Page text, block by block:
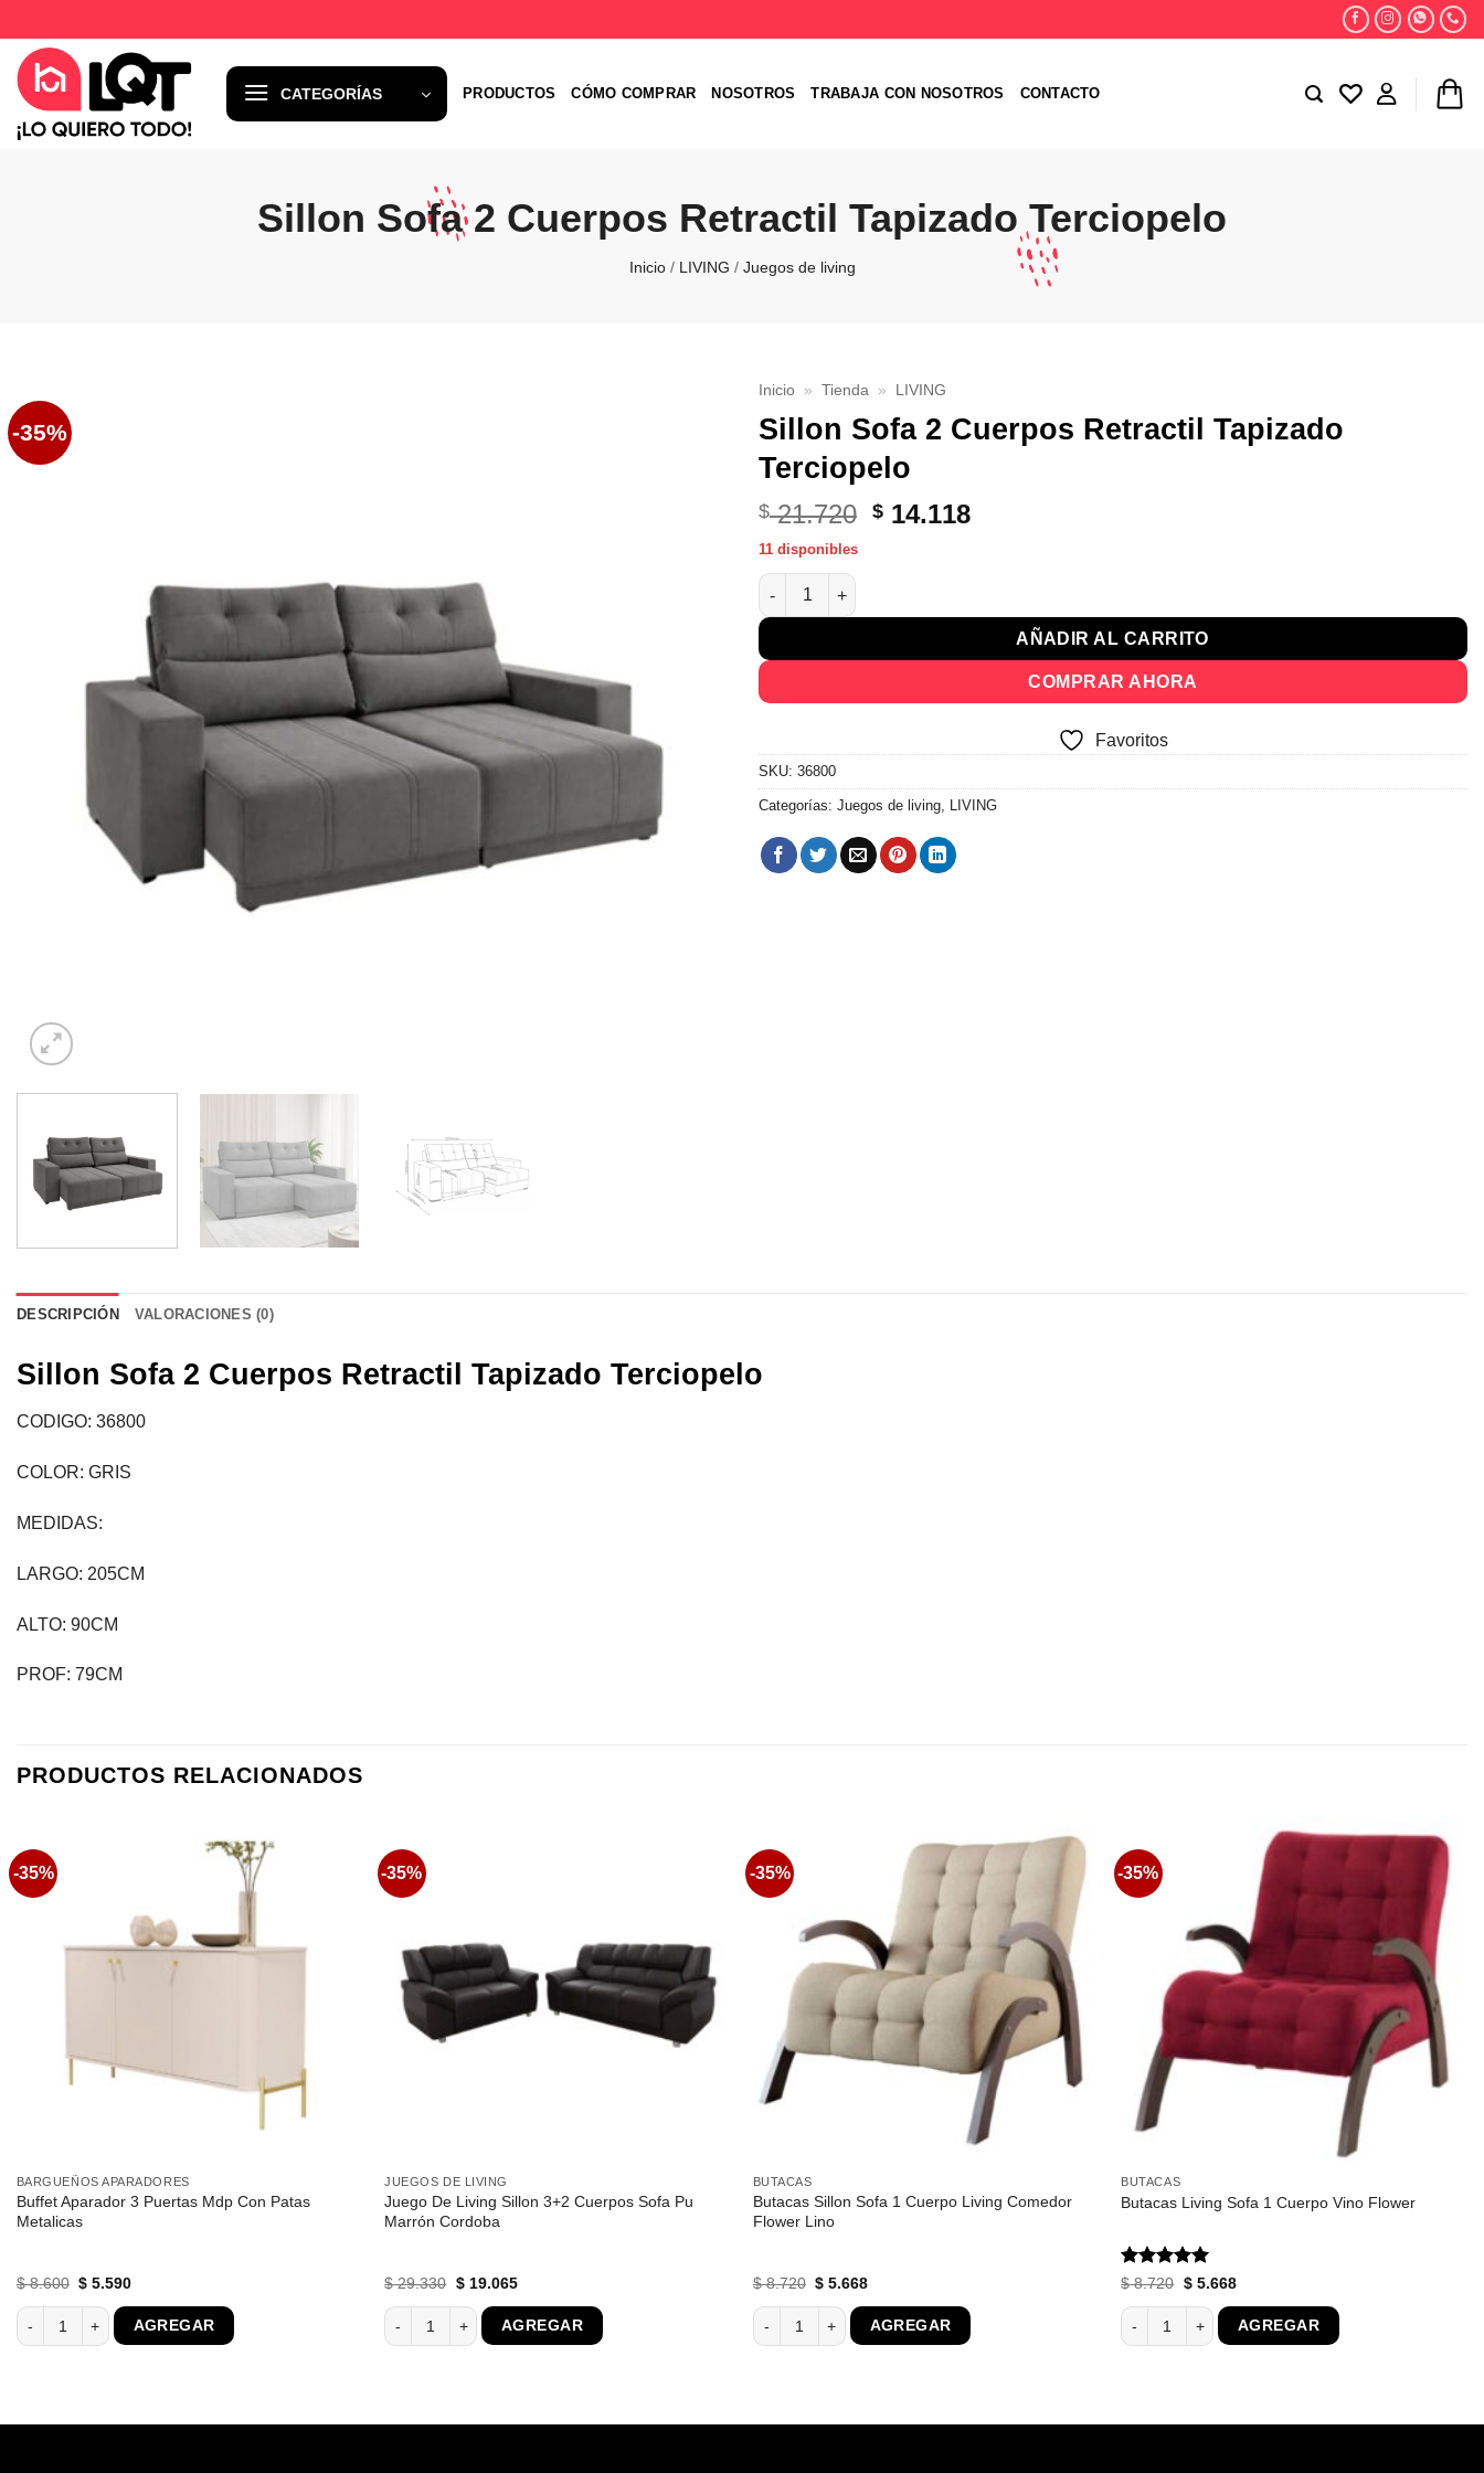
al
contenido
CATEGORÍAS PRODUCTOS CÓMO COMPRAR NOSOTROS TRABAJA CON NOSOTROS CONTACTO
Sillon Sofa 2 Cuerpos Retractil Tapizado Terciopelo
Inicio / LIVING / Juegos de living
-35%
Inicio » Tienda » LIVING
Sillon Sofa 2 Cuerpos Retractil Tapizado
Terciopelo
$21.720 El
$ 21.720.
$ 14.118El
$ 14.118.
11 disponibles
Sillon Sofa 2 Cuerpos Retractil Tapizado Terciopelo cantidad
AÑADIR AL CARRITO
COMPRAR AHORA
Favoritos
SKU: 36800
Categorías: Juegos de living, LIVING
DESCRIPCIÓN VALORACIONES (0)
Sillon Sofa 2 Cuerpos Retractil Tapizado Terciopelo
CODIGO: 36800
COLOR: GRIS
MEDIDAS:
LARGO: 205CM
ALTO: 90CM
PROF: 79CM
PRODUCTOS RELACIONADOS
-35%
BARGUEÑOS APARADORES
Buffet Aparador 3 Puertas Mdp Con Patas
Metalicas
$8.600 El
original
era:
$ 8.600.
$ 5.590El
es:
$ 5.590.
Buffet Aparador 3 Puertas Mdp Con Patas Metalicas cantidad
AGREGAR
-35%
JUEGOS DE LIVING
Juego De Living Sillon 3+2 Cuerpos Sofa Pu
Marrón Cordoba
$29.330 El
original
era:
$ 29.330.
$19.065El
es:
$ 19.065.
Juego De Living Sillon 3+2 Cuerpos Sofa Pu Marrón Cordoba cantidad
AGREGAR
-35%
BUTACAS
Butacas Sillon Sofa 1 Cuerpo Living Comedor
Flower Lino
$8.720 El
original
era:
$ 8.720.
$ 5.668El
es:
$ 5.668.
Butacas Sillon Sofa 1 Cuerpo Living Comedor Flower Lino cantidad
AGREGAR
-35% Favoritos
BUTACAS
Butacas Living Sofa 1 Cuerpo Vino Flower
Valorado
$8.720 El
original
era:
$ 8.720.
$5.668El
es:
$ 5.668.
Butacas Living Sofa 1 Cuerpo Vino Flower cantidad
AGREGAR
603 cantidad